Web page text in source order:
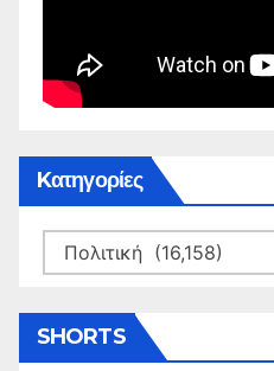
Kατηγορίες
Kατηγορίες
SHORTS